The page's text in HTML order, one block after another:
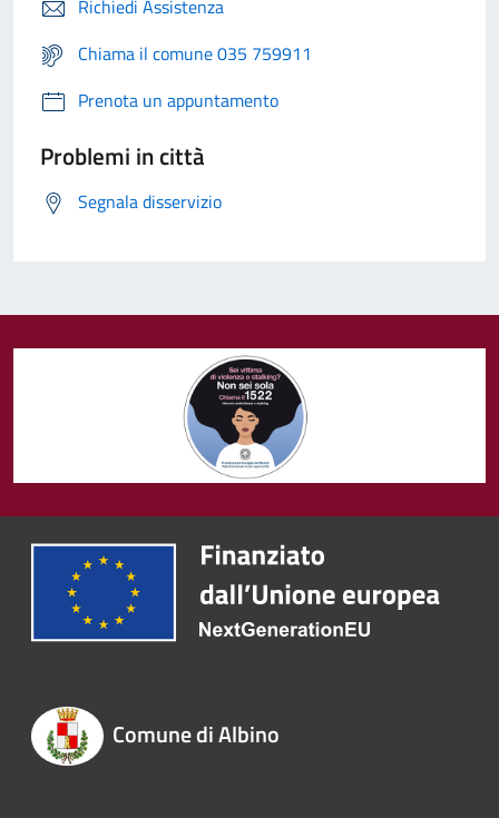
Richiedi Assistenza
Chiama il comune 035 759911
Prenota un appuntamento
Problemi in città
Segnala disservizio
Comune di Albino